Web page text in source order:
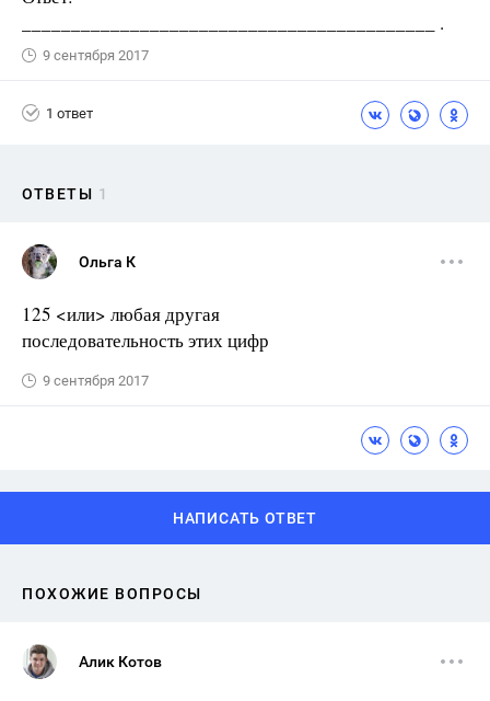
__________________________________________ .
9 сентября 2017
1 ответ
ОТВЕТЫ 1
Ольга К
125 <или> любая другая
последовательность этих цифр
9 сентября 2017
НАПИСАТЬ ОТВЕТ
ПОХОЖИЕ ВОПРОСЫ
Алик Котов